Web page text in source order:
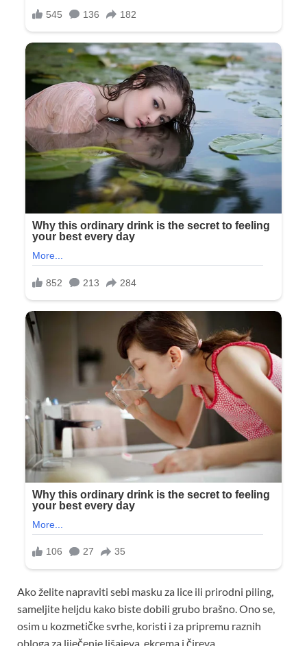
Ako želite napraviti sebi masku za lice ili prirodni piling,
sameljite heljdu kako biste dobili grubo brašno. Ono se,
osim u kozmetičke svrhe, koristi i za pripremu raznih
obloga za liječenje lišajeva, ekcema i čireva.